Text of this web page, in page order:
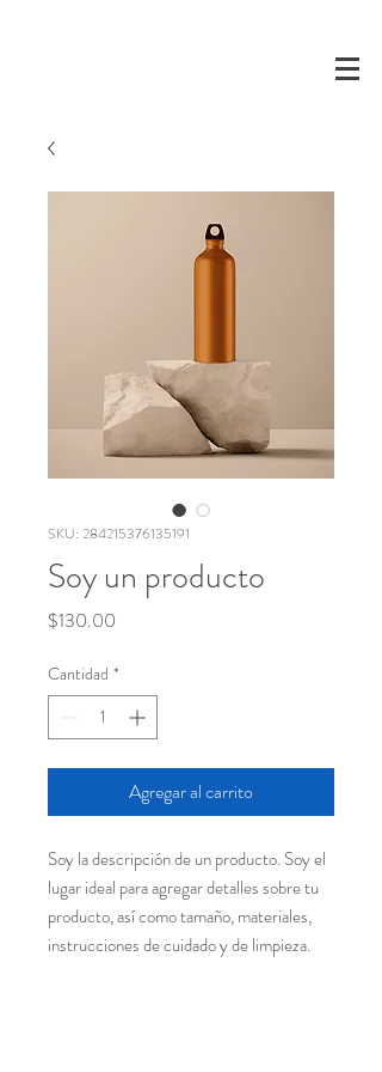
SKU: 284215376135191
Soy un producto
$130.00
Cantidad *
Agregar al carrito
Soy la descripción de un producto. Soy el
lugar ideal para agregar detalles sobre tu
producto, así como tamaño, materiales,
instrucciones de cuidado y de limpieza.